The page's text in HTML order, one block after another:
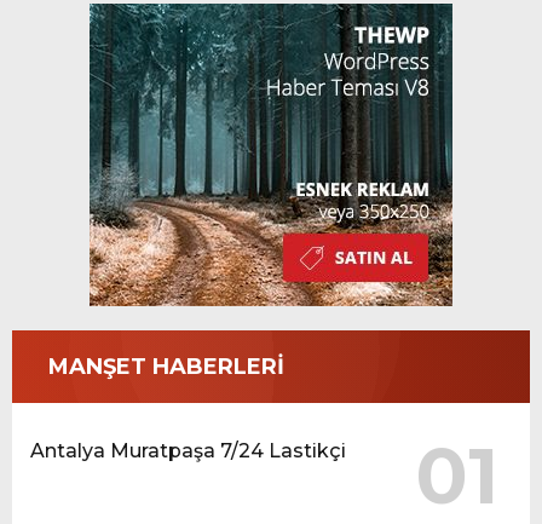
MANŞET HABERLERİ
Antalya Muratpaşa 7/24 Lastikçi 01